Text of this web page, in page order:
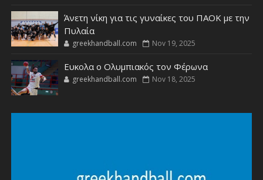
Άνετη νίκη για τις γυναίκες του ΠΑΟΚ με την
Πυλαία
greekhandball.com Nov 19, 2025
Ευκολα ο Ολυμπιακός τον Φέρωνα
greekhandball.com Nov 18, 2025